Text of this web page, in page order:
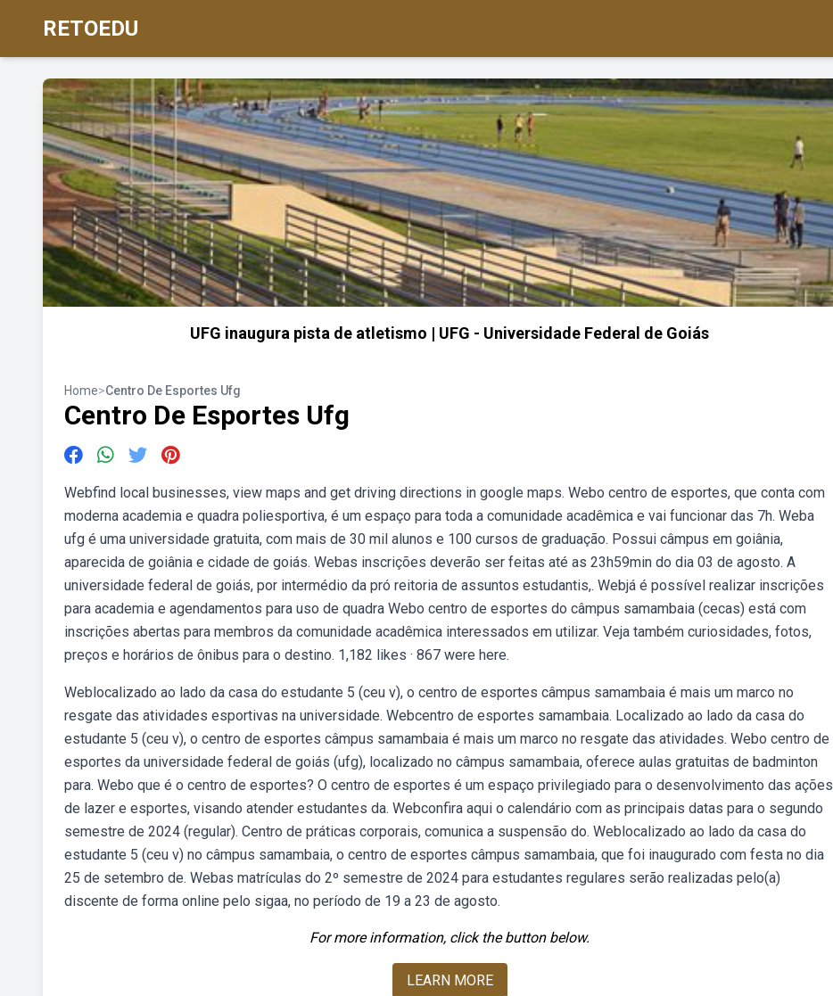
RETOEDU
UFG inaugura pista de atletismo | UFG - Universidade Federal de Goiás
Home>Centro De Esportes Ufg
Centro De Esportes Ufg
Webfind local businesses, view maps and get driving directions in google maps. Webo centro de esportes, que conta com
moderna academia e quadra poliesportiva, é um espaço para toda a comunidade acadêmica e vai funcionar das 7h. Weba
ufg é uma universidade gratuita, com mais de 30 mil alunos e 100 cursos de graduação. Possui câmpus em goiânia,
aparecida de goiânia e cidade de goiás. Webas inscrições deverão ser feitas até as 23h59min do dia 03 de agosto. A
universidade federal de goiás, por intermédio da pró reitoria de assuntos estudantis,. Webjá é possível realizar inscrições
para academia e agendamentos para uso de quadra Webo centro de esportes do câmpus samambaia (cecas) está com
inscrições abertas para membros da comunidade acadêmica interessados em utilizar. Veja também curiosidades, fotos,
preços e horários de ônibus para o destino. 1,182 likes · 867 were here.
Weblocalizado ao lado da casa do estudante 5 (ceu v), o centro de esportes câmpus samambaia é mais um marco no
resgate das atividades esportivas na universidade. Webcentro de esportes samambaia. Localizado ao lado da casa do
estudante 5 (ceu v), o centro de esportes câmpus samambaia é mais um marco no resgate das atividades. Webo centro de
esportes da universidade federal de goiás (ufg), localizado no câmpus samambaia, oferece aulas gratuitas de badminton
para. Webo que é o centro de esportes? O centro de esportes é um espaço privilegiado para o desenvolvimento das ações
de lazer e esportes, visando atender estudantes da. Webconfira aqui o calendário com as principais datas para o segundo
semestre de 2024 (regular). Centro de práticas corporais, comunica a suspensão do. Weblocalizado ao lado da casa do
estudante 5 (ceu v) no câmpus samambaia, o centro de esportes câmpus samambaia, que foi inaugurado com festa no dia
25 de setembro de. Webas matrículas do 2º semestre de 2024 para estudantes regulares serão realizadas pelo(a)
discente de forma online pelo sigaa, no período de 19 a 23 de agosto.
For more information, click the button below.
LEARN MORE